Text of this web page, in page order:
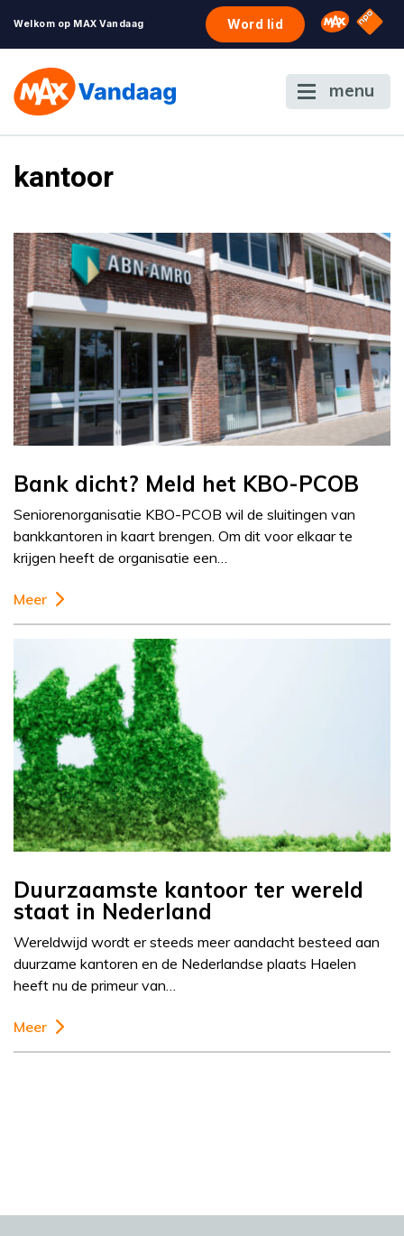
Welkom op MAX Vandaag Word lid Omroep
NPO
menu
kantoor
Bank dicht? Meld het KBO-PCOB
Seniorenorganisatie KBO-PCOB wil de sluitingen van
bankkantoren in kaart brengen. Om dit voor elkaar te
krijgen heeft de organisatie een…
Meer
Duurzaamste kantoor ter wereld
staat in Nederland
Wereldwijd wordt er steeds meer aandacht besteed aan
duurzame kantoren en de Nederlandse plaats Haelen
heeft nu de primeur van…
Meer